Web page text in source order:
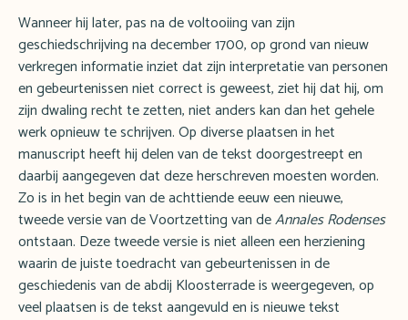
Wanneer hij later, pas na de voltooiing van zijn
geschiedschrijving na december 1700, op grond van nieuw
verkregen informatie inziet dat zijn interpretatie van personen
en gebeurtenissen niet correct is geweest, ziet hij dat hij, om
zijn dwaling recht te zetten, niet anders kan dan het gehele
werk opnieuw te schrijven. Op diverse plaatsen in het
manuscript heeft hij delen van de tekst doorgestreept en
daarbij aangegeven dat deze herschreven moesten worden.
Zo is in het begin van de achttiende eeuw een nieuwe,
tweede versie van de Voortzetting van deAnnales Rodenses
ontstaan. Deze tweede versie is niet alleen een herziening
waarin de juiste toedracht van gebeurtenissen in de
geschiedenis van de abdij Kloosterrade is weergegeven, op
veel plaatsen is de tekst aangevuld en is nieuwe tekst